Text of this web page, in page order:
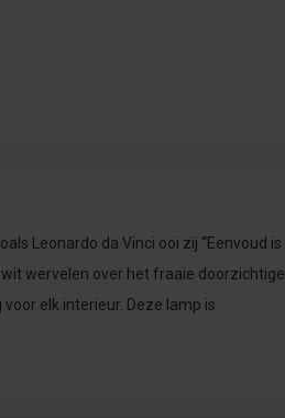
Leonardo da Vinci ooi zij “Eenvoud is
wervelen over het fraaie doorzichtige
elk interieur. Deze lamp is